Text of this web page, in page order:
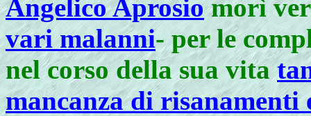
Angelico Aprosiomorì
vari malanni- per le
nel corso della sua vita
mancanza di risanamenti